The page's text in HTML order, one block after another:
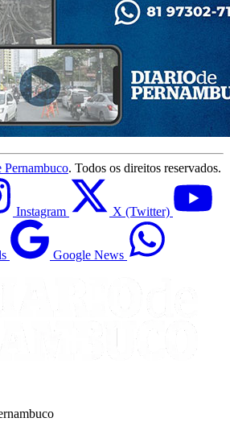
. Todos os direitos reservados.
Instagram X (Twitter)
Google News